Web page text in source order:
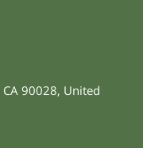
CA 90028, United